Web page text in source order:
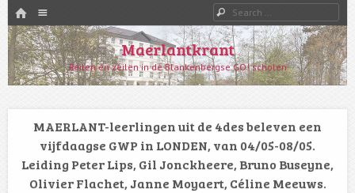
HOME
SKIP TO CONTENT
Search
Maerlantkrant
Reilen en zeilen in de Blankenbergse GO! scholen
MAERLANT-leerlingen uit de 4des beleven een
vijfdaagse GWP in LONDEN, van 04/05-08/05.
Leiding Peter Lips, Gil Jonckheere, Bruno Buseyne,
Olivier Flachet, Janne Moyaert, Céline Meeuws.